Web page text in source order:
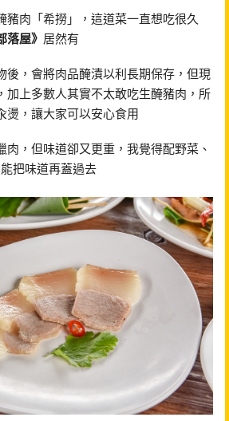
豬肉「希撈」，這道菜一直想吃很久
落屋》 居然有
後，會將肉品醃漬以利長期保存，但現
加上多數人其實不太敢吃生醃豬肉，所
燙，讓大家可以安心食用
肉，但味道卻又更重，我覺得配野菜、
把味道再蓋過去